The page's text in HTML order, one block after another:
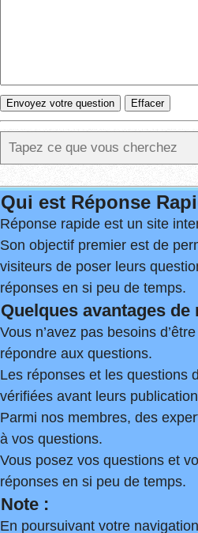
Qui est Réponse
Réponse rapide est un site
Son objectif premier est de
visiteurs de poser leurs
réponses en si peu de temps.
Quelques avantages
Vous n’avez pas besoins
répondre aux questions.
Les réponses et les questions
vérifiées avant leurs
Parmi nos membres, des
à vos questions.
Vous posez vos questions et
réponses en si peu de temps.
Note :
En poursuivant votre